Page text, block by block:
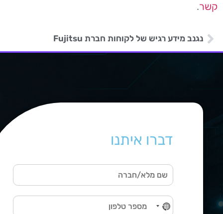
קשר.
נגנב מידע רגיש של לקוחות חברת Fujitsu
דברו איתנו
ש
ם
מ
ל
ט
No country selected